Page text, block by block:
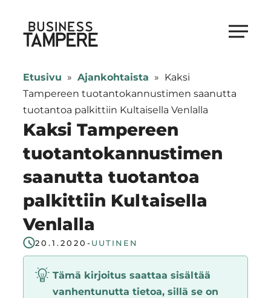
suoraan
sisältöön
Business Tampere
Tampere
supports
talents,
investors
and
entrepreneurs
in
a
smooth
start
in
Tampere
Region
Etusivu » Ajankohtaista » Kaksi
Tampereen tuotantokannustimen saanutta
tuotantoa palkittiin Kultaisella Venlalla
Kaksi Tampereen
tuotantokannustimen
saanutta tuotantoa
palkittiin Kultaisella
Venlalla
20.1.2020 -UUTINEN
Tämä kirjoitus saattaa sisältää
vanhentunutta tietoa, sillä se on